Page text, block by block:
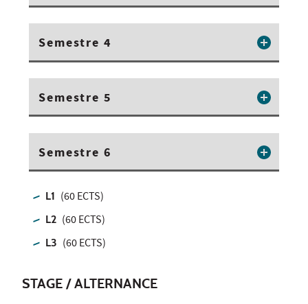
Semestre 4
Semestre 5
Semestre 6
L1 (60 ECTS)
L2 (60 ECTS)
L3 (60 ECTS)
STAGE / ALTERNANCE